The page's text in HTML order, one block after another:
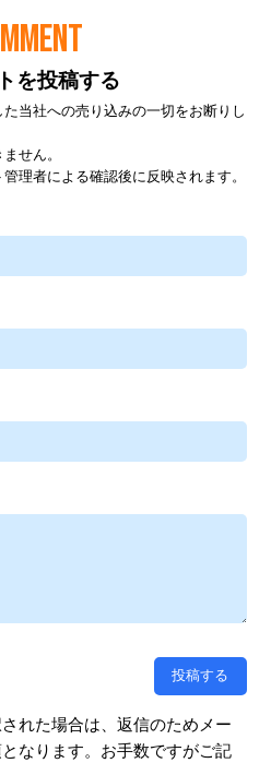
を投稿する
当社への売り込みの一切をお断りし
せん。
理者による確認後に反映されます。
れた場合は、返信のためメー
なります。お手数ですがご記